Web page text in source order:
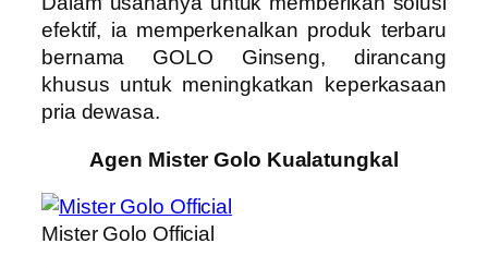
efektif, ia memperkenalkan produk terbaru
bernama GOLO Ginseng, dirancang
khusus untuk meningkatkan keperkasaan
pria dewasa.
Agen Mister Golo Kualatungkal
Mister Golo Official